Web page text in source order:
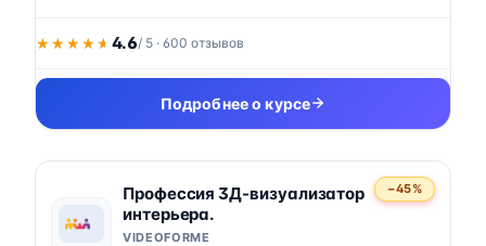
★★★★★
★★★★★ 4.6/ 5 · 600 отзывов
Подробнее о курсе
−45%
Профессия 3Д-визуализатор
интерьера.
VIDEOFORME